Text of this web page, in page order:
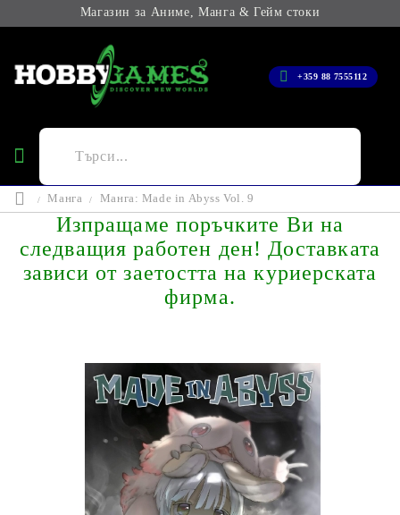
Магазин за Аниме, Манга & Гейм стоки
+359 88 7555112
Манга Манга: Made in Abyss Vol. 9
Изпращаме поръчките Ви на
следващия работен ден! Доставката
зависи от заетостта на куриерската
фирма.